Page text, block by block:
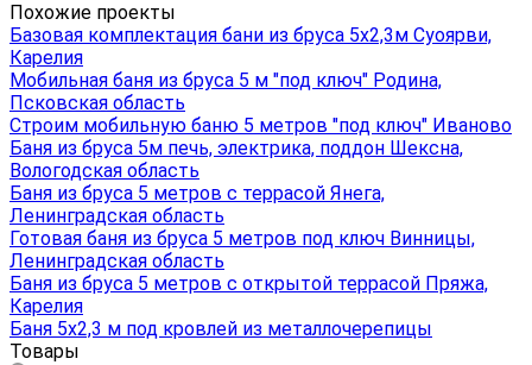
Похожие проекты
Базовая комплектация бани из бруса 5х2,3м Суоярви,
Карелия
Мобильная баня из бруса 5 м "под ключ" Родина,
Псковская область
Строим мобильную баню 5 метров "под ключ" Иваново
Баня из бруса 5м печь, электрика, поддон Шексна,
Вологодская область
Баня из бруса 5 метров с террасой Янега,
Ленинградская область
Готовая баня из бруса 5 метров под ключ Винницы,
Ленинградская область
Баня из бруса 5 метров с открытой террасой Пряжа,
Карелия
Баня 5х2,3 м под кровлей из металлочерепицы
Товары